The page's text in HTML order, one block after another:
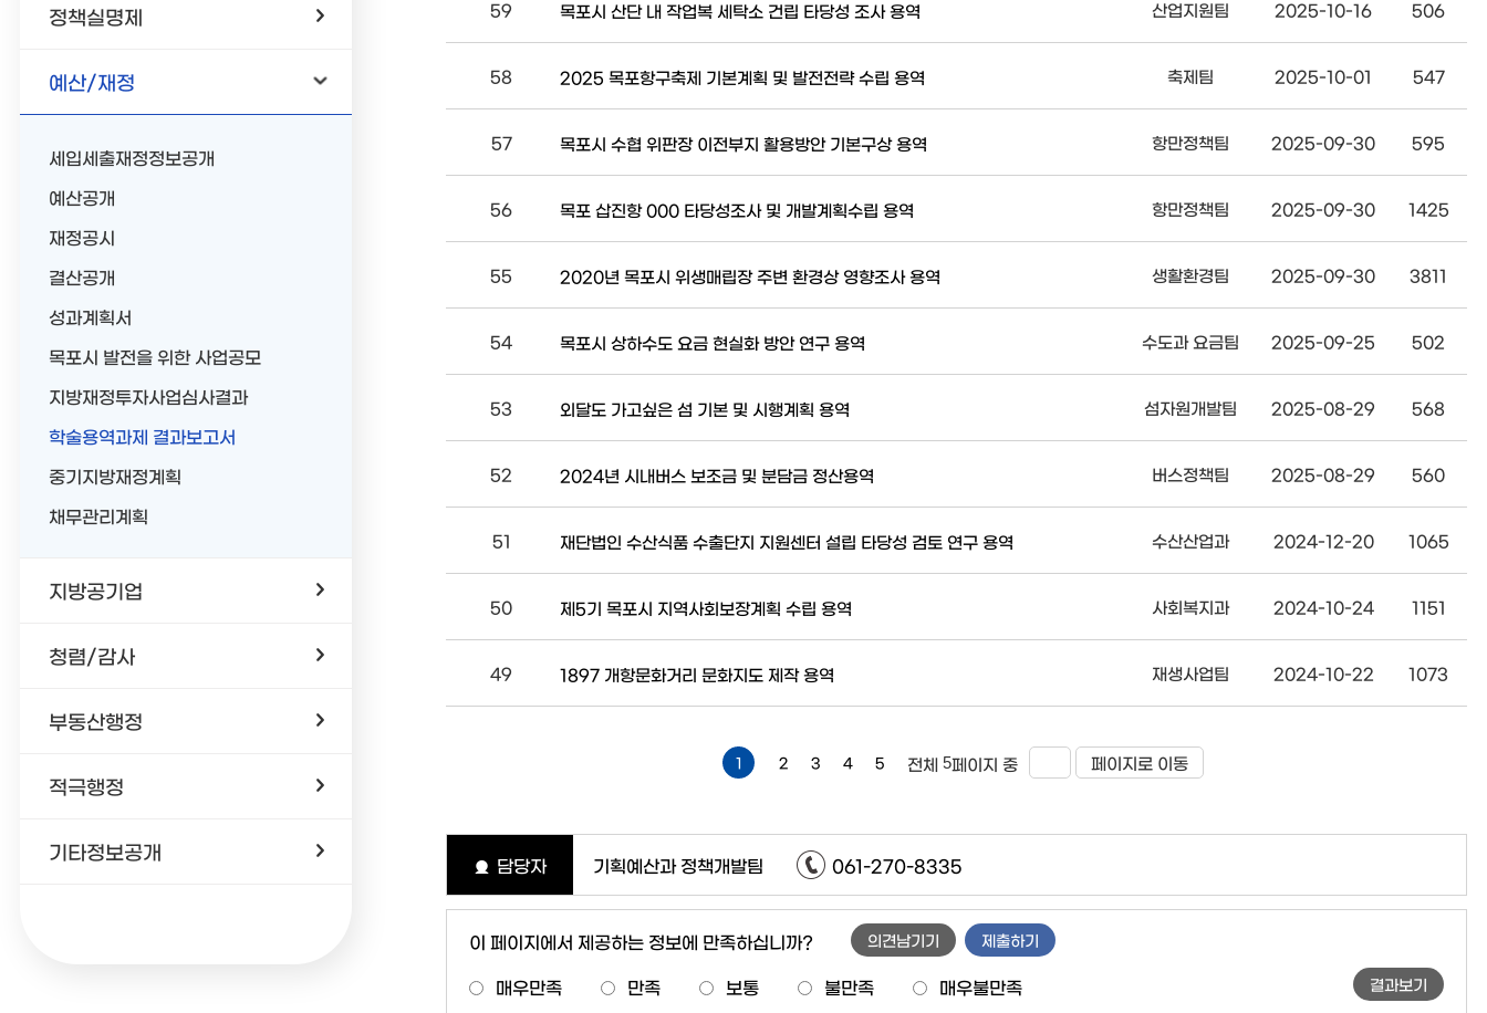
정책실명제
예산/재정
세입세출재정정보공개
예산공개
재정공시
결산공개
성과계획서
목포시 발전을 위한 사업공모
지방재정투자사업심사결과
학술용역과제 결과보고서
중기지방재정계획
채무관리계획
지방공기업
청렴/감사
부동산행정
적극행정
기타정보공개
59 목포시 산단 내 작업복 세탁소 건립 타당성 조사 용역 산업지원팀 2025-10-16 506
58 2025 목포항구축제 기본계획 및 발전전략 수립 용역 축제팀 2025-10-01 547
57 목포시 수협 위판장 이전부지 활용방안 기본구상 용역 항만정책팀 2025-09-30 595
56 목포 삽진항 000 타당성조사 및 개발계획수립 용역 항만정책팀 2025-09-30 1425
55 2020년 목포시 위생매립장 주변 환경상 영향조사 용역 생활환경팀 2025-09-30 3811
54 목포시 상하수도 요금 현실화 방안 연구 용역 수도과 요금팀 2025-09-25 502
53 외달도 가고싶은 섬 기본 및 시행계획 용역 섬자원개발팀 2025-08-29 568
52 2024년 시내버스 보조금 및 분담금 정산용역 버스정책팀 2025-08-29 560
51 재단법인 수산식품 수출단지 지원센터 설립 타당성 검토 연구 용역 수산산업과 2024-12-20 1065
50 제5기 목포시 지역사회보장계획 수립 용역 사회복지과 2024-10-24 1151
49 1897 개항문화거리 문화지도 제작 용역 재생사업팀 2024-10-22 1073
1 2 3 4 5 전체 5페이지 중 페이지로 이동
담당자 기획예산과 정책개발팀 061-270-8335
이 페이지에서 제공하는 정보에 만족하십니까?
매우만족 만족 보통 불만족 매우불만족
의견남기기 제출하기
결과보기